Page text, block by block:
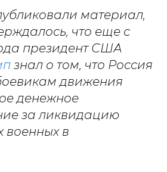
материал,
что еще с
президент США
знал о том, что Россия
движения
денежное
за ликвидацию
военных в